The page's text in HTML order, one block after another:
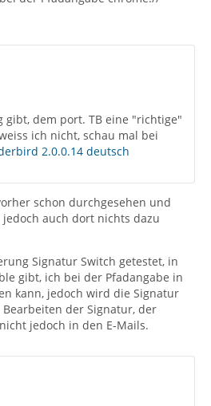
gibt, dem port. TB eine "richtige"
ich nicht, schau mal bei
2.0.0.14 deutsch
schon durchgesehen und
auch dort nichts dazu
Signatur Switch getestet, in
gibt, ich bei der Pfadangabe in
kann, jedoch wird die Signatur
der Signatur, der
jedoch in den E-Mails.